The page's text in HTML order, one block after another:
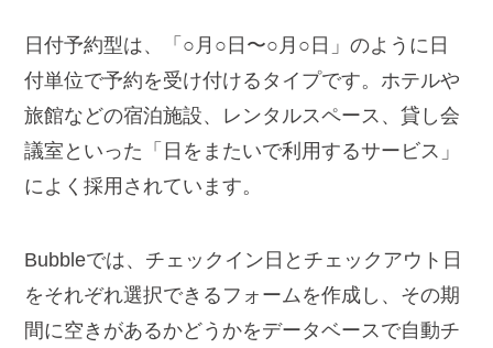
日付予約型は、「○月○日〜○月○日」のように日
付単位で予約を受け付けるタイプです。ホテルや
旅館などの宿泊施設、レンタルスペース、貸し会
議室といった「日をまたいで利用するサービス」
によく採用されています。
Bubbleでは、チェックイン日とチェックアウト日
をそれぞれ選択できるフォームを作成し、その期
間に空きがあるかどうかをデータベースで自動チ